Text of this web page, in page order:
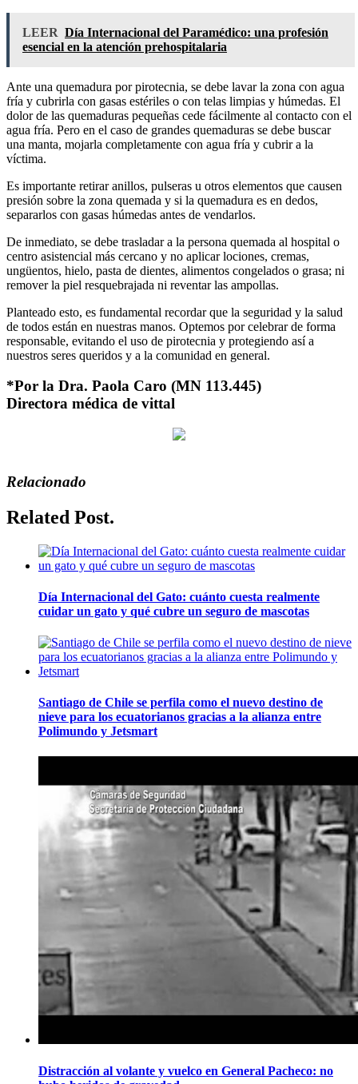
LEER Día Internacional del Paramédico: una profesión
esencial en la atención prehospitalaria
Ante una quemadura por pirotecnia, se debe lavar la zona con agua
fría y cubrirla con gasas estériles o con telas limpias y húmedas. El
dolor de las quemaduras pequeñas cede fácilmente al contacto con el
agua fría. Pero en el caso de grandes quemaduras se debe buscar
una manta, mojarla completamente con agua fría y cubrir a la
víctima.
Es importante retirar anillos, pulseras u otros elementos que causen
presión sobre la zona quemada y si la quemadura es en dedos,
separarlos con gasas húmedas antes de vendarlos.
De inmediato, se debe trasladar a la persona quemada al hospital o
centro asistencial más cercano y no aplicar lociones, cremas,
ungüentos, hielo, pasta de dientes, alimentos congelados o grasa; ni
remover la piel resquebrajada ni reventar las ampollas.
Planteado esto, es fundamental recordar que la seguridad y la salud
de todos están en nuestras manos. Optemos por celebrar de forma
responsable, evitando el uso de pirotecnia y protegiendo así a
nuestros seres queridos y a la comunidad en general.
*Por la Dra. Paola Caro (MN 113.445)
Directora médica de vittal
Relacionado
Related Post.
Día Internacional del Gato: cuánto cuesta realmente
cuidar un gato y qué cubre un seguro de mascotas
Santiago de Chile se perfila como el nuevo destino de
nieve para los ecuatorianos gracias a la alianza entre
Polimundo y Jetsmart
Distracción al volante y vuelco en General Pacheco: no